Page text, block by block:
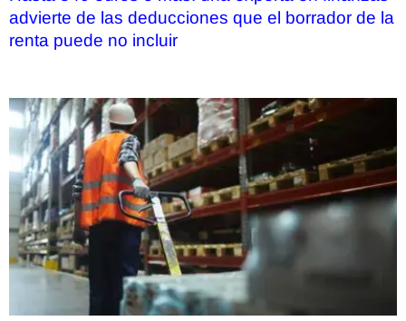
advierte de las deducciones que el borrador de la
renta puede no incluir